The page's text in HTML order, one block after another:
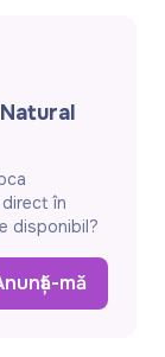
în
disponibil?
mă